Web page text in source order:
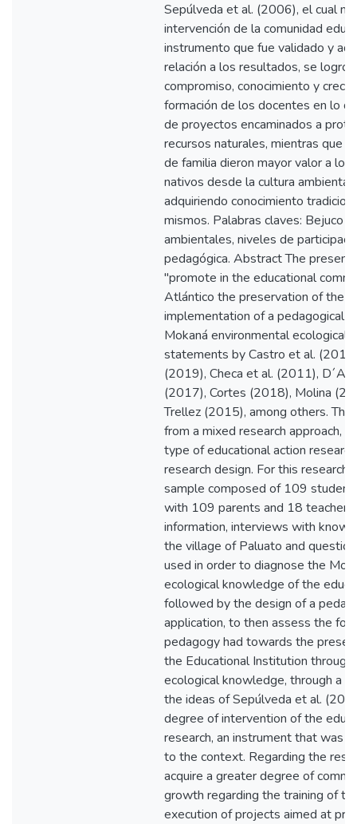
Sepúlveda et al. (2006), el cual
intervención de la comunidad
instrumento que fue validado y
relación a los resultados, se logró
compromiso, conocimiento y
formación de los docentes en lo
de proyectos encaminados a
recursos naturales, mientras que
de familia dieron mayor valor a los
nativos desde la cultura
adquiriendo conocimiento
mismos. Palabras claves: Bejuco
ambientales, niveles de
pedagógica. Abstract The present
"promote in the educational
Atlántico the preservation of the
implementation of a pedagogical
Mokaná environmental ecological
statements by Castro et al.
(2019), Checa et al. (2011),
(2017), Cortes (2018), Molina
Trellez (2015), among others.
from a mixed research approach,
type of educational action
research design. For this
sample composed of 109
with 109 parents and 18
information, interviews with
the village of Paluato and
used in order to diagnose the
ecological knowledge of the
followed by the design of a
application, to then assess the
pedagogy had towards the
the Educational Institution
ecological knowledge, through a
the ideas of Sepúlveda et al.
degree of intervention of the
research, an instrument that was
to the context. Regarding the
acquire a greater degree of
growth regarding the training of
execution of projects aimed at